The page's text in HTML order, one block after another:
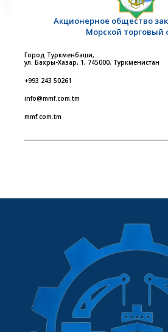
Акционерное общество
Морской торговый
Город Туркменбаши,
ул. Бахры-Хазар, 1, 745000, Туркменистан
+993 243 50261
info@mmf.com.tm
mmf.com.tm